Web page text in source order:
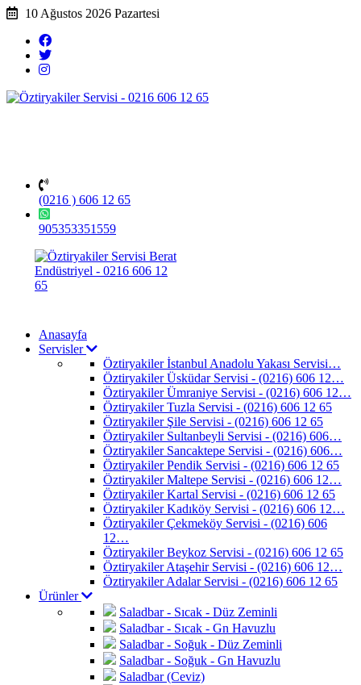
10 Ağustos 2026 Pazartesi
(0216 ) 606 12 65
905353351559
Anasayfa
Servisler
Öztiryakiler İstanbul Anadolu Yakası Servisi…
Öztiryakiler Üsküdar Servisi - (0216) 606 12…
Öztiryakiler Ümraniye Servisi - (0216) 606 12…
Öztiryakiler Tuzla Servisi - (0216) 606 12 65
Öztiryakiler Şile Servisi - (0216) 606 12 65
Öztiryakiler Sultanbeyli Servisi - (0216) 606…
Öztiryakiler Sancaktepe Servisi - (0216) 606…
Öztiryakiler Pendik Servisi - (0216) 606 12 65
Öztiryakiler Maltepe Servisi - (0216) 606 12…
Öztiryakiler Kartal Servisi - (0216) 606 12 65
Öztiryakiler Kadıköy Servisi - (0216) 606 12…
Öztiryakiler Çekmeköy Servisi - (0216) 606
12…
Öztiryakiler Beykoz Servisi - (0216) 606 12 65
Öztiryakiler Ataşehir Servisi - (0216) 606 12…
Öztiryakiler Adalar Servisi - (0216) 606 12 65
Ürünler
Saladbar - Sıcak - Düz Zeminli
Saladbar - Sıcak - Gn Havuzlu
Saladbar - Soğuk - Düz Zeminli
Saladbar - Soğuk - Gn Havuzlu
Saladbar (Ceviz)